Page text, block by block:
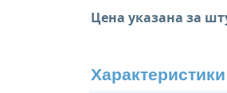
Цена указана за
Характеристики